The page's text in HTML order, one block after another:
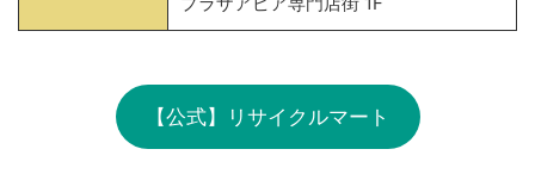
【公式】リサイクルマート